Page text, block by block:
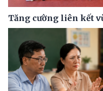
Tăng cường liên kết